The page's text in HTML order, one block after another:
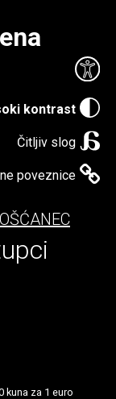
kontrast
Čitljiv slog
poveznice
kuna za 1 euro